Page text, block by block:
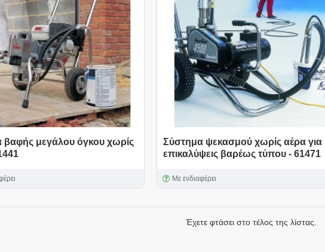
βαφής μεγάλου όγκου χωρίς
Σύστημα ψεκασμού χωρίς αέρα για
επικαλύψεις βαρέως τύπου - 61471
Με ενδιαφέρει
Έχετε φτάσει στο τέλος της λίστας.